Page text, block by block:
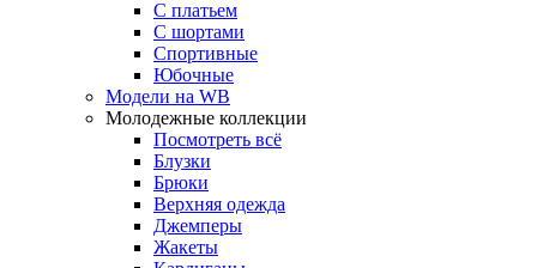
С платьем
С шортами
Спортивные
Юбочные
Модели на WB
Молодежные коллекции
Посмотреть всё
Блузки
Брюки
Верхняя одежда
Джемперы
Жакеты